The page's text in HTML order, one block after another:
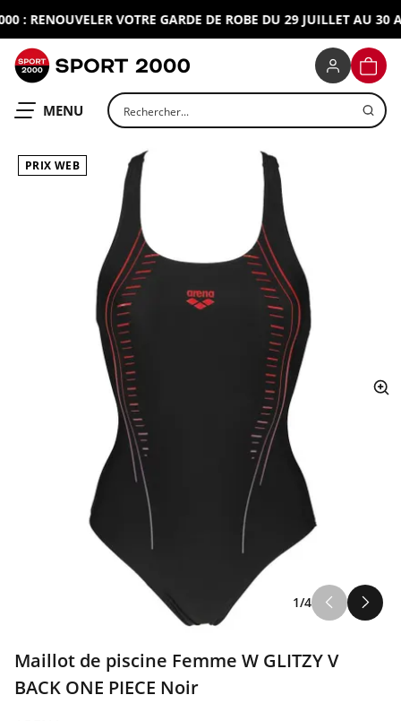
: RENOUVELER VOTRE GARDE DE ROBE DU 29 JUILLET AU 30
OUVRIR LE
MENU Rechercher un produit
PRIX WEB
1/4
Maillot de piscine Femme W GLITZY V
BACK ONE PIECE Noir